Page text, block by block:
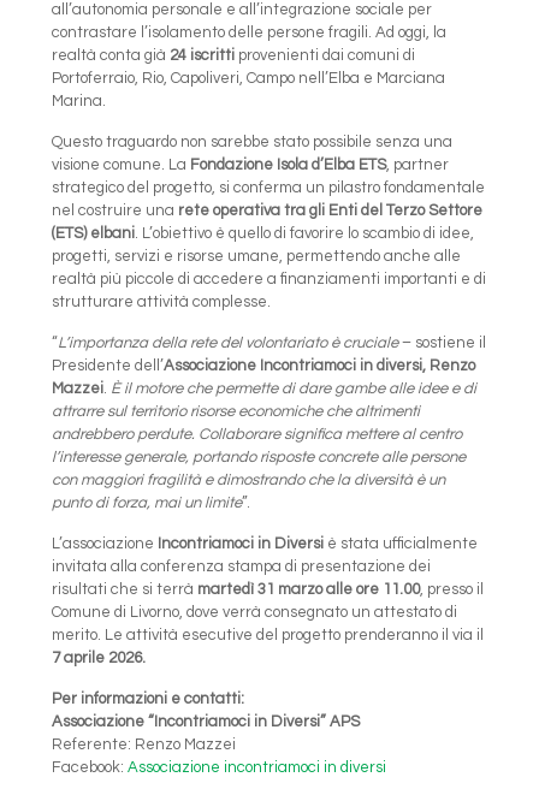
all’autonomia personale e all’integrazione sociale per
contrastare l’isolamento delle persone fragili. Ad oggi, la
realtà conta già 24 iscritti provenienti dai comuni di
Portoferraio, Rio, Capoliveri, Campo nell’Elba e Marciana
Marina.
Questo traguardo non sarebbe stato possibile senza una
visione comune. La Fondazione Isola d’Elba ETS, partner
strategico del progetto, si conferma un pilastro fondamentale
nel costruire una rete operativa tra gli Enti del Terzo Settore
(ETS) elbani. L’obiettivo è quello di favorire lo scambio di idee,
progetti, servizi e risorse umane, permettendo anche alle
realtà più piccole di accedere a finanziamenti importanti e di
strutturare attività complesse.
“L’importanza della rete del volontariato è cruciale– sostiene il
Presidente dell’Associazione Incontriamoci in diversi, Renzo
Mazzei. È il motore che permette di dare gambe alle idee e di
attrarre sul territorio risorse economiche che altrimenti
andrebbero perdute. Collaborare significa mettere al centro
l’interesse generale, portando risposte concrete alle persone
con maggiori fragilità e dimostrando che la diversità è un
punto di forza, mai un limite”.
L’associazione Incontriamoci in Diversi è stata ufficialmente
invitata alla conferenza stampa di presentazione dei
risultati che si terrà martedì 31 marzo alle ore 11.00, presso il
Comune di Livorno, dove verrà consegnato un attestato di
merito. Le attività esecutive del progetto prenderanno il via il
7 aprile 2026.
Per informazioni e contatti:
Associazione “Incontriamoci in Diversi” APS
Referente: Renzo Mazzei
Facebook: Associazione incontriamoci in diversi